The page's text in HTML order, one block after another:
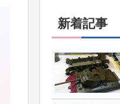
新着記事